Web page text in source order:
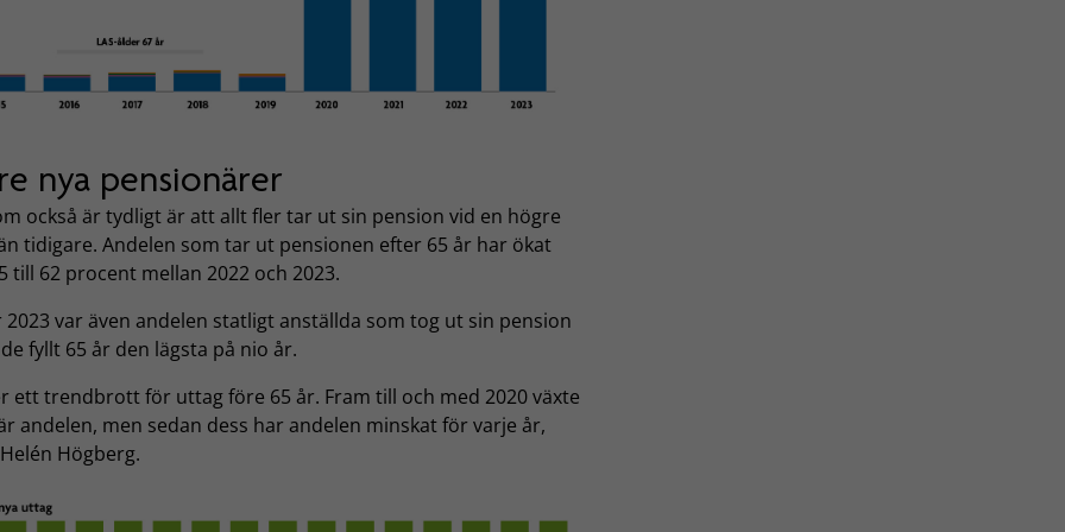
nya pensionärer
också är tydligt är att allt fler tar ut sin pension vid en högre
tidigare. Andelen som tar ut pensionen efter 65 år har ökat
till 62 procent mellan 2022 och 2023.
2023 var även andelen statligt anställda som tog ut sin pension
fyllt 65 år den lägsta på nio år.
ett trendbrott för uttag före 65 år. Fram till och med 2020 växte
andelen, men sedan dess har andelen minskat för varje år,
Högberg.